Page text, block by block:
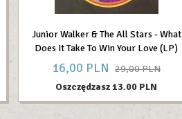
Junior Walker & The All Stars - What
Does It Take To Win Your Love (LP)
16,00 PLN 29,00 PLN
Oszczędzasz 13.00 PLN